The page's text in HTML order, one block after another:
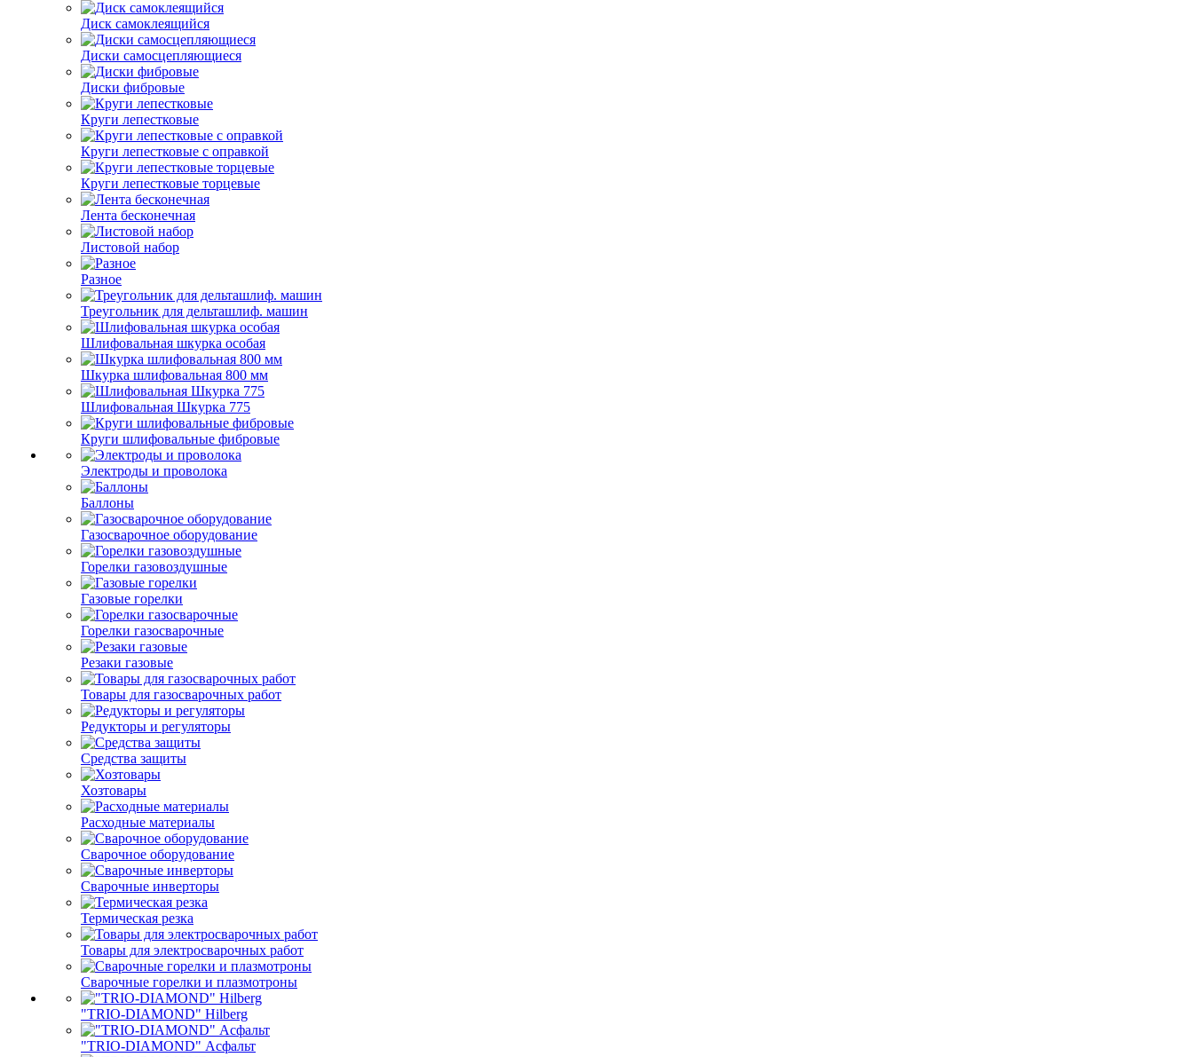
Диск самоклеящийся
Диски самосцепляющиеся
Диски фибровые
Круги лепестковые
Круги лепестковые с оправкой
Круги лепестковые торцевые
Лента бесконечная
Листовой набор
Разное
Треугольник для дельташлиф. машин
Шлифовальная шкурка особая
Шкурка шлифовальная 800 мм
Шлифовальная Шкурка 775
Круги шлифовальные фибровые
Электроды и проволока
Баллоны
Газосварочное оборудование
Горелки газовоздушные
Газовые горелки
Горелки газосварочные
Резаки газовые
Товары для газосварочных работ
Редукторы и регуляторы
Средства защиты
Хозтовары
Расходные материалы
Сварочное оборудование
Сварочные инверторы
Термическая резка
Товары для электросварочных работ
Сварочные горелки и плазмотроны
"TRIO-DIAMOND" Hilberg
"TRIO-DIAMOND" Асфальт